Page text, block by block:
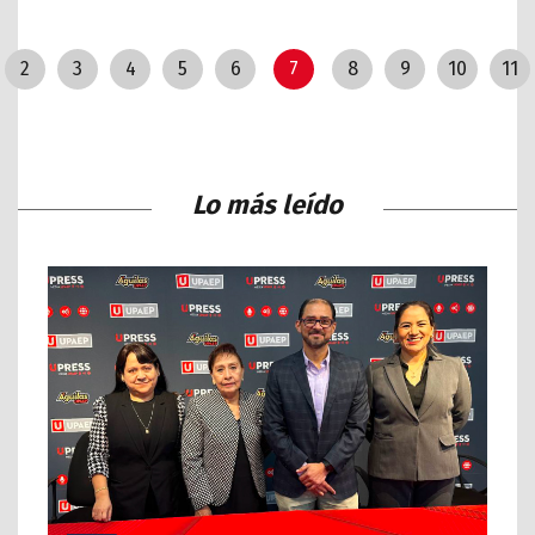
2 3 4 5 6 7 8 9 10 11
Lo más leído